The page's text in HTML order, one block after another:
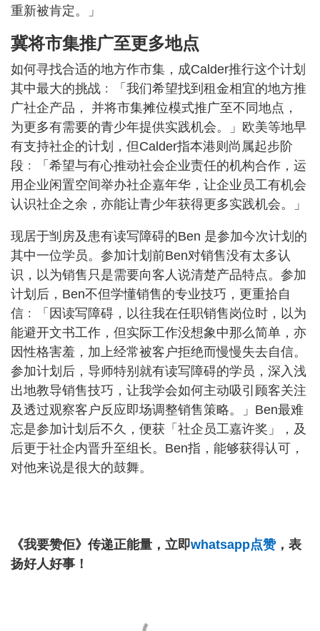
重新被肯定。」
冀将市集推广至更多地点
如何寻找合适的地方作市集，成Calder推行这个计划
其中最大的挑战﹕「我们希望找到租金相宜的地方推
广社企产品， 并将市集摊位模式推广至不同地点，
为更多有需要的青少年提供实践机会。」欧美等地早
有支持社企的计划，但Calder指本港则尚属起步阶
段﹕「希望与有心推动社会企业责任的机构合作，运
用企业闲置空间举办社企嘉年华，让企业员工有机会
认识社企之余，亦能让青少年获得更多实践机会。」
现居于㓥房及患有读写障碍的Ben 是参加今次计划的
其中一位学员。参加计划前Ben对销售没有太多认
识，以为销售只是需要向客人说清楚产品特点。参加
计划后，Ben不但学懂销售的专业技巧，更重拾自
信﹕「因读写障碍，以往我在任职销售岗位时，以为
能避开文书工作，但实际工作没想象中那么简单，亦
因性格害羞，加上经常被客户拒绝而慢慢失去自信。
参加计划后，导师特别就有读写障碍的学员，深入浅
出地教导销售技巧，让我学会如何主动吸引顾客关注
及透过观察客户反应即场调整销售策略。」Ben最难
忘是参加计划后不久，便获「社企员工嘉许奖」，及
后更于社企内晋升至组长。Ben指，能够获得认可，
对他来说是很大的鼓舞。
《我要赞佢》传递正能量，立即whatsapp点赞，表
扬好人好事！